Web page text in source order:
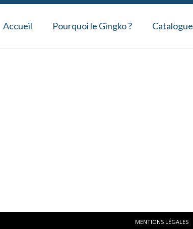
Accueil Pourquoi le Gingko ? Catalogue
MENTIONS LÉGALES